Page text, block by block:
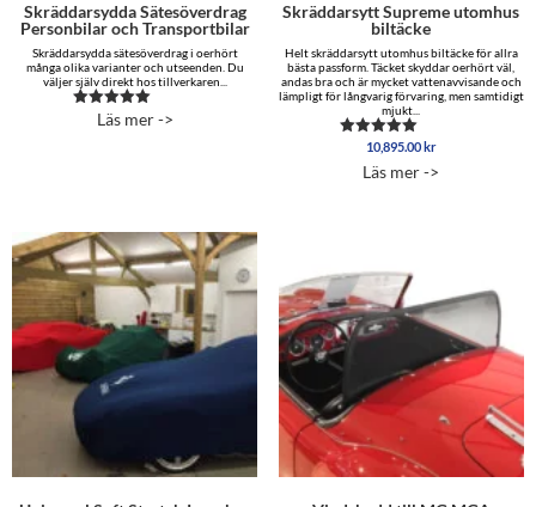
Skräddarsydda Sätesöverdrag
Personbilar och Transportbilar
Skräddarsydda sätesöverdrag i oerhört
många olika varianter och utseenden. Du
väljer själv direkt hos tillverkaren...
Betygsatt
Läs mer ->
Skräddarsytt Supreme utomhus
biltäcke
Helt skräddarsytt utomhus biltäcke för allra
bästa passform. Täcket skyddar oerhört väl,
andas bra och är mycket vattenavvisande och
lämpligt för långvarig förvaring, men samtidigt
mjukt...
Betygsatt
av 5
10,895.00kr
Läs mer ->